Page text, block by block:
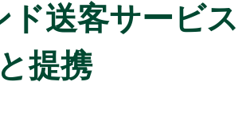
送客サービス
提携